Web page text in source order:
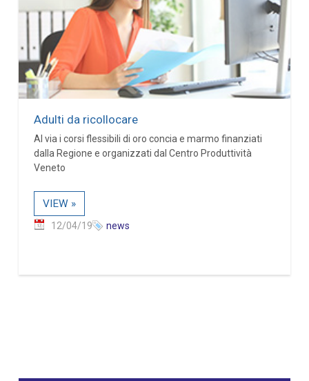
Adulti da ricollocare
Al via i corsi flessibili di oro concia e marmo finanziati
dalla Regione e organizzati dal Centro Produttività
Veneto
VIEW »
12/04/19 news